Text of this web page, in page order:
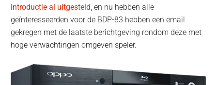
introductie al uitgesteld, en nu hebben alle
geïnteresseerden voor de BDP-83 hebben een email
gekregen met de laatste berichtgeving rondom deze met
hoge verwachtingen omgeven speler.